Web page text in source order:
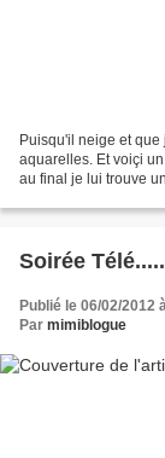
Puisqu'il neige et
aquarelles. Et voiçi
au final je lui trouve
Soirée
Publié le 06/02/2012
Par mimiblogue